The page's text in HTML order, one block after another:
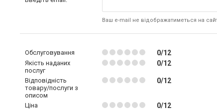
Ваш e-mail не відображатиметься на
Обслуговування 0/12
Якість наданих
послуг
0/12
Відповідність
товару/послуги з
описом
0/12
Ціна 0/12